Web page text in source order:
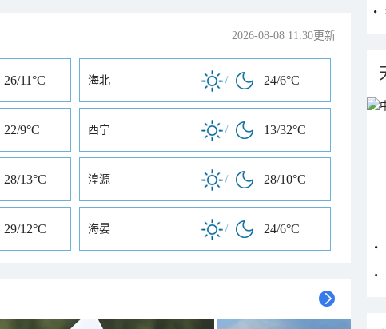
2026-08-08 11:30更新
26/11°C 海北 / 24/6°C
22/9°C 西宁 / 13/32°C
28/13°C 湟源 / 28/10°C
29/12°C 海晏 / 24/6°C